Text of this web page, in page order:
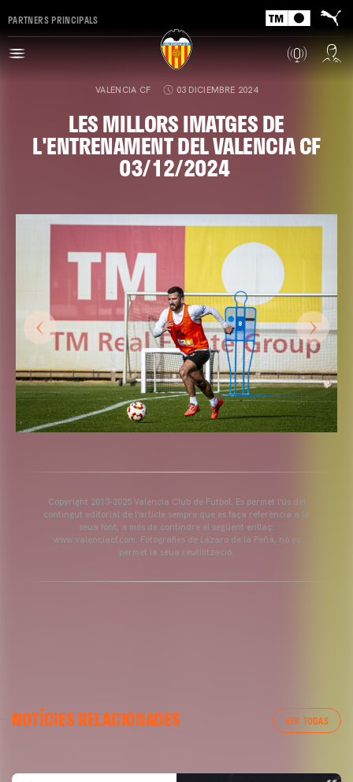
PARTNERS PRINCIPALS
VALENCIA CF 03 DICIEMBRE 2024
LES MILLORS IMATGES DE
L'ENTRENAMENT DEL VALENCIA CF
03/12/2024
Copyright 2013-2025 Valencia Club de Futbol. Es permet l'ús del
contingut editorial de l'article sempre que es faça referència a la
seua font, a més de contindre el següent enllaç:
www.valenciacf.com. Fotografies de Lázaro de la Peña, no es
permet la seua reutilització.
NOTÍCIES RELACIONADES VER TODAS
ENTRENAMENT DEL VALENCIA CF 04/03/26